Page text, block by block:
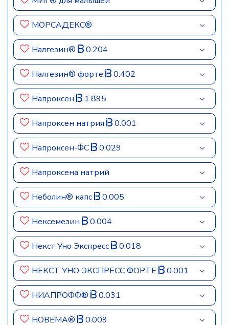
МОРСАДЕКС®
Налгезин® 0.204
Налгезин® форте 0.402
Напроксен 1.895
Напроксен натрия 0.001
Напроксен-ФС 0.029
Напроксена натрий
Неболин® капс 0.005
Нексемезин 0.004
Некст Уно Экспресс 0.018
НЕКСТ УНО ЭКСПРЕСС ФОРТЕ 0.001
НИАПРОФФ® 0.031
НОВЕМА® 0.009